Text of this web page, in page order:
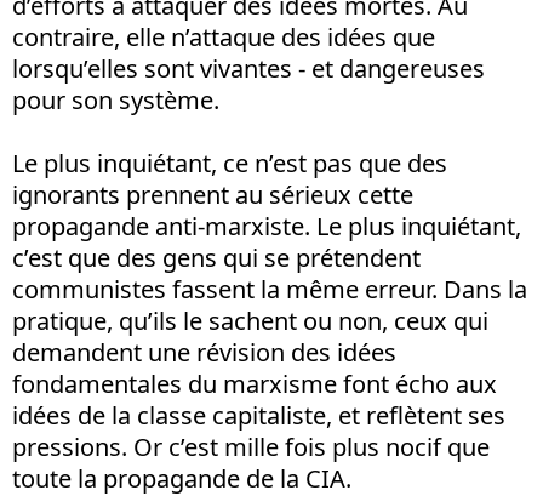
contraire, elle n’attaque des idées que
lorsqu’elles sont vivantes - et dangereuses
pour son système.
Le plus inquiétant, ce n’est pas que des
ignorants prennent au sérieux cette
propagande anti-marxiste. Le plus inquiétant,
c’est que des gens qui se prétendent
communistes fassent la même erreur. Dans la
pratique, qu’ils le sachent ou non, ceux qui
demandent une révision des idées
fondamentales du marxisme font écho aux
idées de la classe capitaliste, et reflètent ses
pressions. Or c’est mille fois plus nocif que
toute la propagande de la CIA.